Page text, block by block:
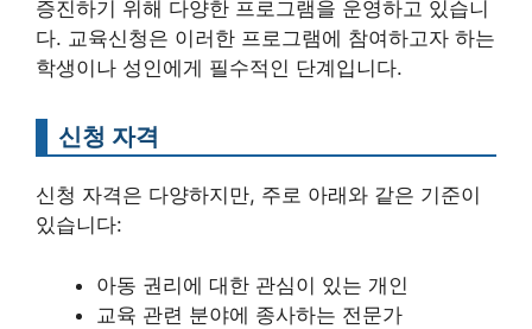
증진하기 위해 다양한 프로그램을 운영하고 있습니
다. 교육신청은 이러한 프로그램에 참여하고자 하는
학생이나 성인에게 필수적인 단계입니다.
신청 자격
신청 자격은 다양하지만, 주로 아래와 같은 기준이
있습니다:
아동 권리에 대한 관심이 있는 개인
교육 관련 분야에 종사하는 전문가